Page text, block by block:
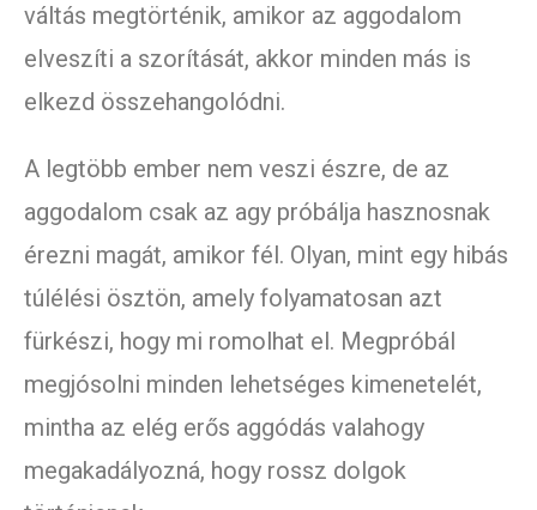
váltás megtörténik, amikor az aggodalom
elveszíti a szorítását, akkor minden más is
elkezd összehangolódni.
A legtöbb ember nem veszi észre, de az
aggodalom csak az agy próbálja hasznosnak
érezni magát, amikor fél. Olyan, mint egy hibás
túlélési ösztön, amely folyamatosan azt
fürkészi, hogy mi romolhat el. Megpróbál
megjósolni minden lehetséges kimenetelét,
mintha az elég erős aggódás valahogy
megakadályozná, hogy rossz dolgok